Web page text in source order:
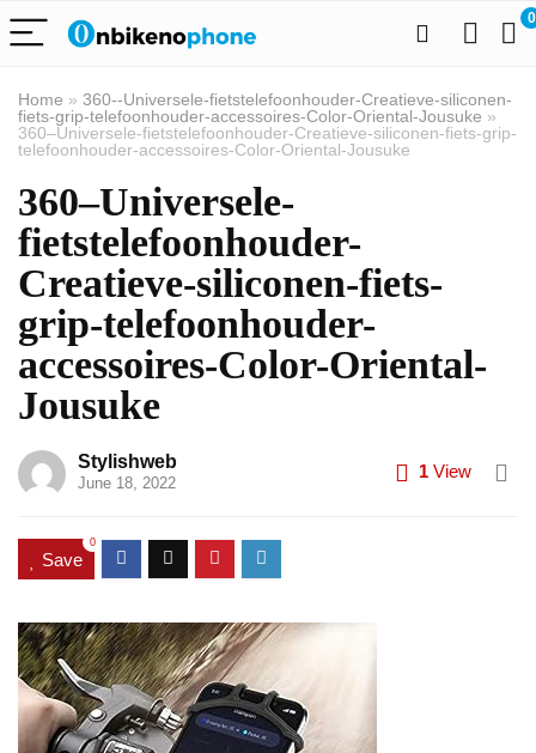
0
Home » 360--Universele-fietstelefoonhouder-Creatieve-siliconen-
fiets-grip-telefoonhouder-accessoires-Color-Oriental-Jousuke »
360–Universele-fietstelefoonhouder-Creatieve-siliconen-fiets-grip-
telefoonhouder-accessoires-Color-Oriental-Jousuke
360–Universele-
fietstelefoonhouder-
Creatieve-siliconen-fiets-
grip-telefoonhouder-
accessoires-Color-Oriental-
Jousuke
Stylishweb
June 18, 2022
1 View
Save
0